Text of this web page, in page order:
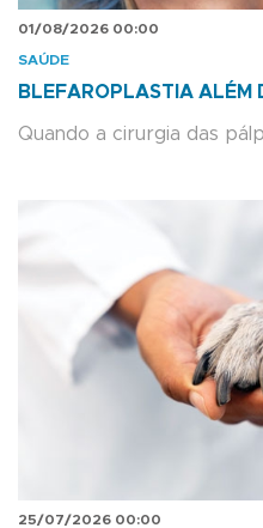
01/08/2026 00:00
SAÚDE
BLEFAROPLASTIA ALÉM
Quando a cirurgia das
25/07/2026 00:00